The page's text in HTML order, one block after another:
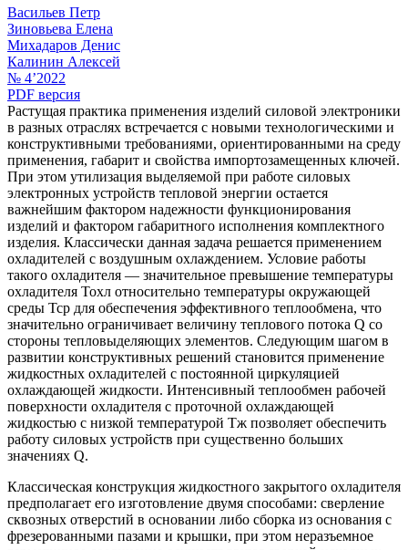
Васильев Петр
Зиновьева Елена
Михадаров Денис
Калинин Алексей
№ 4’2022
PDF версия
Растущая практика применения изделий силовой электроники
в разных отраслях встречается с новыми технологическими и
конструктивными требованиями, ориентированными на среду
применения, габарит и свойства импортозамещенных ключей.
При этом утилизация выделяемой при работе силовых
электронных устройств тепловой энергии остается
важнейшим фактором надежности функционирования
изделий и фактором габаритного исполнения комплектного
изделия. Классически данная задача решается применением
охладителей с воздушным охлаждением. Условие работы
такого охладителя — значительное превышение температуры
охладителя Тохл относительно температуры окружающей
среды Тср для обеспечения эффективного теплообмена, что
значительно ограничивает величину теплового потока Q со
стороны тепловыделяющих элементов. Следующим шагом в
развитии конструктивных решений становится применение
жидкостных охладителей с постоянной циркуляцией
охлаждающей жидкости. Интенсивный теплообмен рабочей
поверхности охладителя с проточной охлаждающей
жидкостью с низкой температурой Тж позволяет обеспечить
работу силовых устройств при существенно больших
значениях Q.
Классическая конструкция жидкостного закрытого охладителя
предполагает его изготовление двумя способами: сверление
сквозных отверстий в основании либо сборка из основания с
фрезерованными пазами и крышки, при этом неразъемное